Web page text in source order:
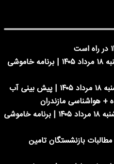
جدول قطعی برق کرمان روز یکشنبه ۱۸ مرداد ۱۴۰۵ | برنامه خاموشی
وضعیت هوای فردا مازندران یکشنبه ۱۸ مرداد ۱۴۰۵ | پیش بینی آب
جدول قطعی برق لرستان روز یکشنبه ۱۸ مرداد ۱۴۰۵ | برنامه خاموشی
بازنشستگان تامین